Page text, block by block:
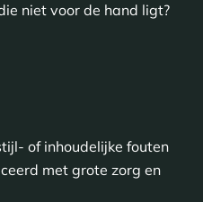
niet voor de hand ligt?
of inhoudelijke fouten
met grote zorg en